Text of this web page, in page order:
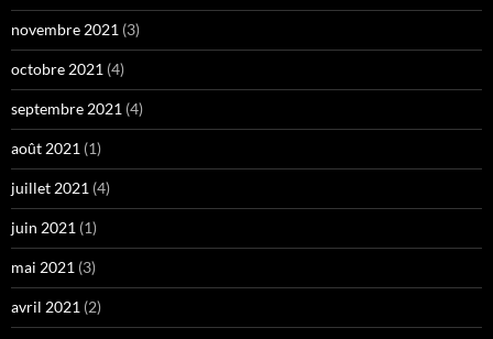
novembre 2021 (3)
octobre 2021 (4)
septembre 2021 (4)
août 2021 (1)
juillet 2021 (4)
juin 2021 (1)
mai 2021 (3)
avril 2021 (2)